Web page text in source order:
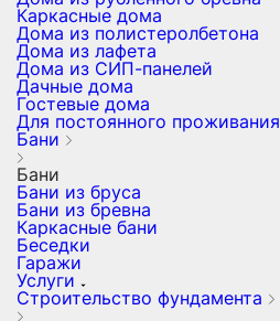
Каркасные дома
Дома из полистеролбетона
Дома из лафета
Дома из СИП-панелей
Дачные дома
Гостевые дома
Для постоянного проживания
Бани
Бани
Бани из бруса
Бани из бревна
Каркасные бани
Беседки
Гаражи
Услуги
Строительство фундамента